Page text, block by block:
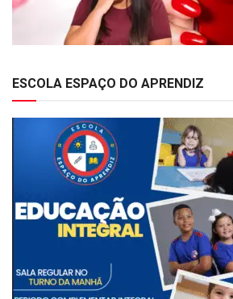
ESCOLA ESPAÇO DO APRENDIZ